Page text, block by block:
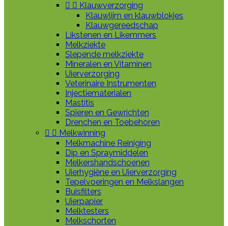
  Klauwverzorging
Klauwlijm en klauwblokjes
Klauwgereedschap
Likstenen en Likemmers
Melkziekte
Slepende melkziekte
Mineralen en Vitaminen
Uierverzorging
Veterinaire Instrumenten
Injectiematerialen
Mastitis
Spieren en Gewrichten
Drenchen en Toebehoren
  Melkwinning
Melkmachine Reiniging
Dip en Spraymiddelen
Melkershandschoenen
Uierhygiëne en Uierverzorging
Tepelvoeringen en Melkslangen
Buisfilters
Uierpapier
Melktesters
Melkschorten